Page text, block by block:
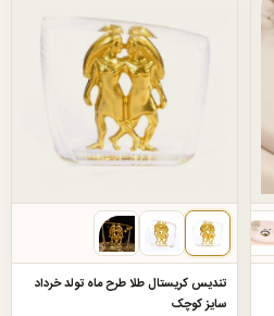
تندیس کریستال طلا طرح ماه تولد خرداد
سایز کوچک